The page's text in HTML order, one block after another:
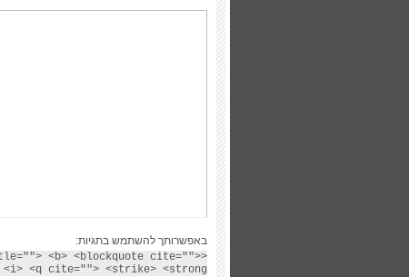
באפשרותך להשתמש בתגיות:
<b> <blockquote cite="">
<i> <q cite=""> <strike> <strong>